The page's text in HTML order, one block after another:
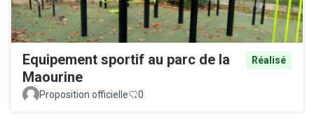
Equipement sportif au parc de la
Maourine
Réalisé
Proposition officielle 0